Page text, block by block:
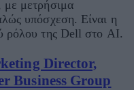
με μετρήσιμα
υπόσχεση. Είναι η
ρόλου της Dell στο AI.
Director,
Business Group